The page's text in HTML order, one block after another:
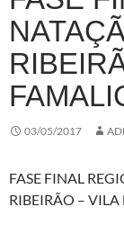
03/05/2017
FASE FINAL
RIBEIRÃO –